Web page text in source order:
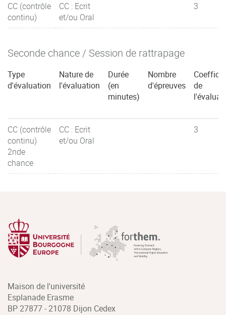
CC (contrôle
continu)
CC : Ecrit
et/ou Oral
3
Seconde chance / Session de rattrapage
Type
d'évaluation
Nature de
l'évaluation
Durée
(en
minutes)
Nombre
d'épreuves
de
CC (contrôle
continu)
2nde
chance
CC : Ecrit
et/ou Oral
3
Maison de l'université
Esplanade Erasme
BP 27877 - 21078 Dijon Cedex